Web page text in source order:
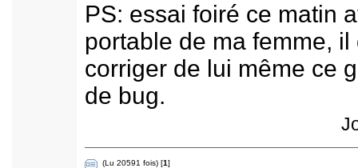
PS: essai foiré ce matin
portable de ma femme, il
corriger de lui même ce
de bug.
(Lu 20591 fois) [1]